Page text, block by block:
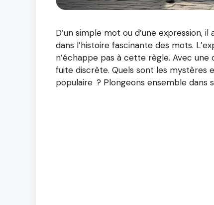
D’un simple mot ou d’une expression,
dans l’histoire fascinante des mots.
n’échappe pas à cette règle. Avec
fuite discrète. Quels sont les mystères
populaire ? Plongeons ensemble dans